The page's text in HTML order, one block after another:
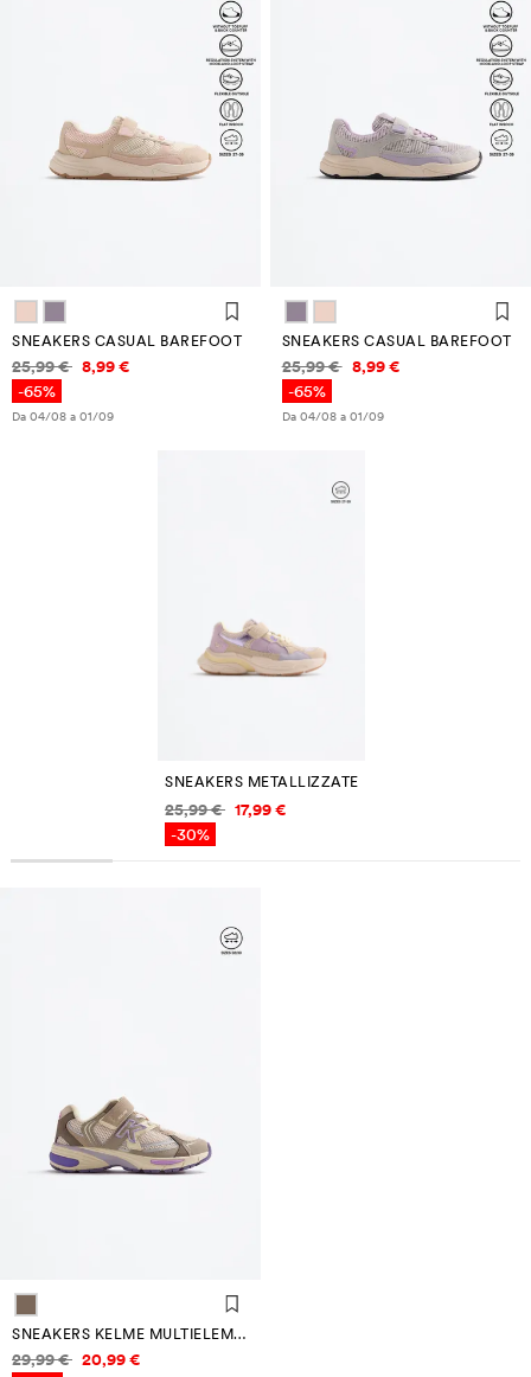
SNEAKERS CASUAL BAREFOOT
Informazioni sui prezzi
25,99 € 8,99 €
-65%
Da 04/08 a 01/09
SNEAKERS CASUAL BAREFOOT
Informazioni sui prezzi
25,99 € 8,99 €
-65%
Da 04/08 a 01/09
SNEAKERS METALLIZZATE
Informazioni sui prezzi
25,99 € 17,99 €
-30%
SNEAKERS KELME MULTIELEMENTI
Informazioni sui prezzi
29,99 € 20,99 €